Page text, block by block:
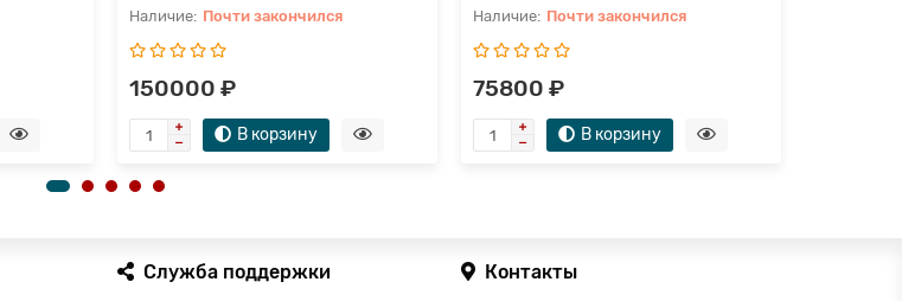
Почти закончился
150000 ₽
В корзину
Почти закончился
75800 ₽
В корзину
Служба поддержки Контакты